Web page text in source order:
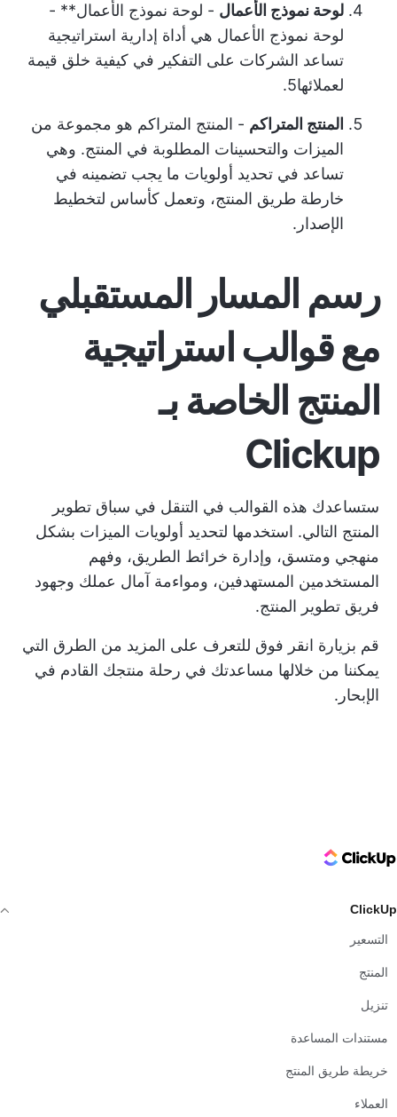
لوحة نموذج الأعمال - لوحة نموذج الأعمال** -
لوحة نموذج الأعمال هي أداة إدارية استراتيجية
تساعد الشركات على التفكير في كيفية خلق قيمة
لعملائها5.
المنتج المتراكم - المنتج المتراكم هو مجموعة من
الميزات والتحسينات المطلوبة في المنتج. وهي
تساعد في تحديد أولويات ما يجب تضمينه في
خارطة طريق المنتج، وتعمل كأساس لتخطيط
الإصدار.
رسم المسار المستقبلي
مع قوالب استراتيجية
المنتج الخاصة بـ
Clickup
ستساعدك هذه القوالب في التنقل في سباق تطوير
المنتج التالي. استخدمها لتحديد أولويات الميزات بشكل
منهجي ومتسق، وإدارة خرائط الطريق، وفهم
المستخدمين المستهدفين، ومواءمة آمال عملك وجهود
فريق تطوير المنتج.
قم بزيارة انقر فوق للتعرف على المزيد من الطرق التي
يمكننا من خلالها مساعدتك في رحلة منتجك القادم في
الإبحار.
ClickUp Logo
ClickUp
التسعير
المنتج
تنزيل
مستندات المساعدة
خريطة طريق المنتج
العملاء